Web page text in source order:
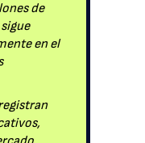
de
en el